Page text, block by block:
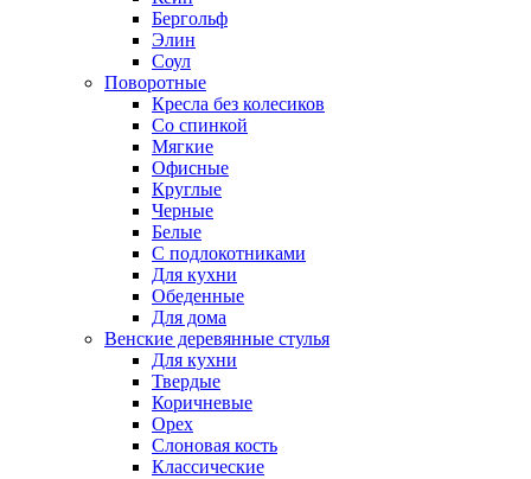
Бергольф
Элин
Соул
Поворотные
Кресла без колесиков
Со спинкой
Мягкие
Офисные
Круглые
Черные
Белые
С подлокотниками
Для кухни
Обеденные
Для дома
Венские деревянные стулья
Для кухни
Твердые
Коричневые
Орех
Слоновая кость
Классические